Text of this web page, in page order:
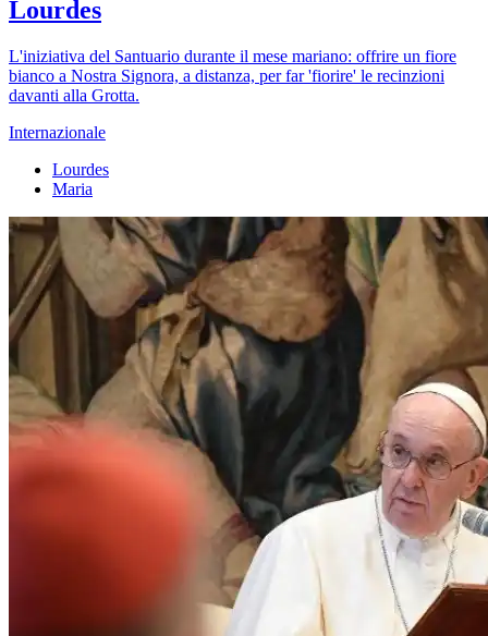
Lourdes
L'iniziativa del Santuario durante il mese mariano: offrire un fiore
bianco a Nostra Signora, a distanza, per far 'fiorire' le recinzioni
davanti alla Grotta.
Internazionale
Lourdes
Maria